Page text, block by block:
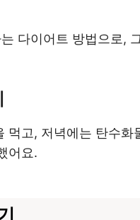
다이어트 방법으로,
먹고, 저녁에는 탄수
어요.